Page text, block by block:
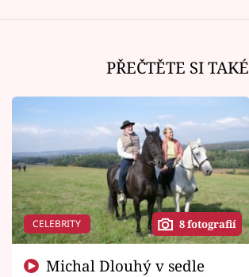
PŘEČTĚTE SI TAKÉ
CELEBRITY 8 fotografií